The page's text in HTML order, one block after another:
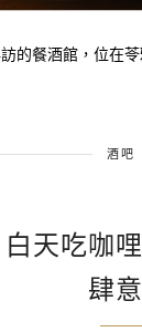
的餐酒館，位在
酒吧
天吃咖
肆